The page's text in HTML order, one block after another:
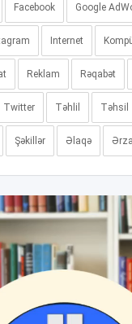
Facebook Google
Internet
Reklam Rəqabət
Twitter Təhlil Təhsil
Şəkillər Əlaqə